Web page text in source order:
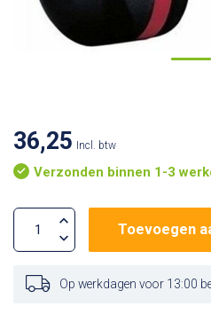
36,25 Incl. btw
Verzonden binnen 1-3
Toevoegen
Op werkdagen voor 13:00